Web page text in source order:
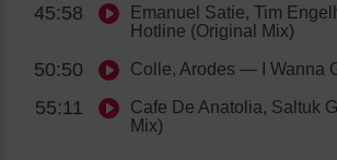
45:58
Emanuel Satie, Tim
Hotline (Original Mix)
50:50 Colle, Arodes — I Wanna
55:11 Cafe De Anatolia, Saltuk
Mix)